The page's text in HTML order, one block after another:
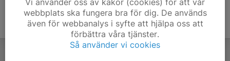
webbplats ska fungera bra för dig. De används
även för webbanalys i syfte att hjälpa oss att
förbättra våra tjänster.
Så använder vi cookies